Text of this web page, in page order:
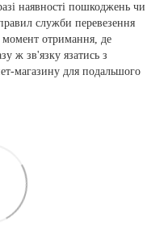
наявності пошкоджень чи
служби перевезення
момент отримання, де
ж зв'язку язатись з
магазину для подальшого